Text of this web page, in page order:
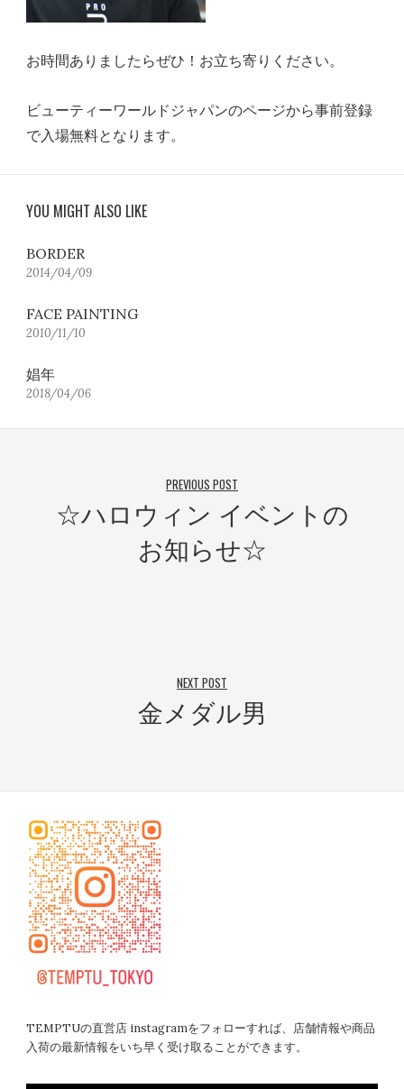
お時間ありましたらぜひ！お立ち寄りください。
ビューティーワールドジャパンのページから事前登録
で入場無料となります。
YOU MIGHT ALSO LIKE
BORDER
2014/04/09
FACE PAINTING
2010/11/10
娼年
2018/04/06
PREVIOUS POST
☆ハロウィン イベントの
お知らせ☆
NEXT POST
金メダル男
TEMPTUの直営店 instagramをフォローすれば、店舗情報や商品
入荷の最新情報をいち早く受け取ることができます。